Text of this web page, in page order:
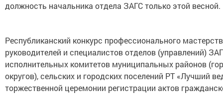
должность начальника отдела ЗАГС только этой весной.
Республиканский конкурс профессионального
руководителей и специалистов отделов (управлений)
исполнительных комитетов муниципальных районов
округов), сельских и городских поселений РТ «Лучший
торжественной церемонии регистрации актов